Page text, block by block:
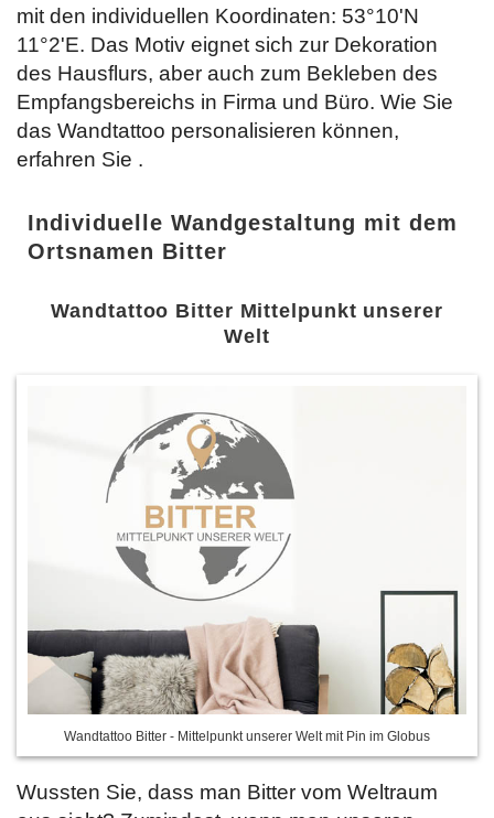
mit den individuellen Koordinaten: 53°10'N
11°2'E. Das Motiv eignet sich zur Dekoration
des Hausflurs, aber auch zum Bekleben des
Empfangsbereichs in Firma und Büro. Wie Sie
das Wandtattoo personalisieren können,
erfahren Sie .
Individuelle Wandgestaltung mit dem
Ortsnamen Bitter
Wandtattoo Bitter Mittelpunkt unserer
Welt
Wandtattoo Bitter - Mittelpunkt unserer Welt mit Pin im Globus
Wussten Sie, dass man Bitter vom Weltraum